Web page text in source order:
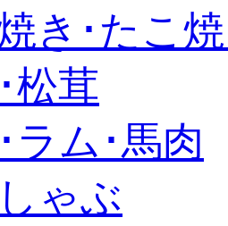
き･たこ
松茸
ラム･馬肉
ゃぶ